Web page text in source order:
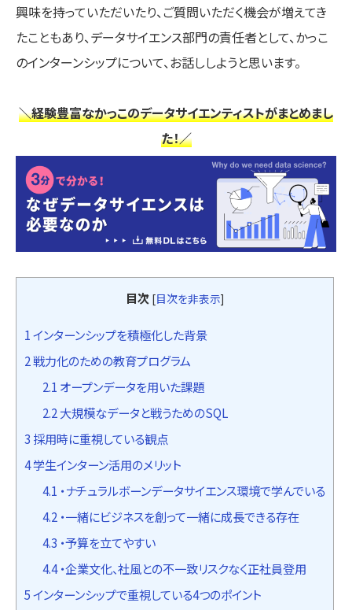
興味を持っていただいたり、ご質問いただく機会が増えてき
たこともあり、データサイエンス部門の責任者として、かっこ
のインターンシップについて、お話ししようと思います。
＼経験豊富なかっこのデータサイエンティストがまとめまし
た！／
目次 [目次を非表示]
1インターンシップを積極化した背景
2戦力化のための教育プログラム
2.1 オープンデータを用いた課題
2.2大規模なデータと戦うためのSQL
3 採用時に重視している観点
4学生インターン活用のメリット
4.1 ・ナチュラルボーンデータサイエンス環境で学んでいる
4.2・一緒にビジネスを創って一緒に成長できる存在
4.3 ・予算を立てやすい
4.4・企業文化、社風との不一致リスクなく正社員登用
5インターンシップで重視している4つのポイント